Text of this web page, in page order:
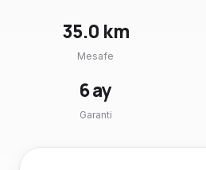
35.0 km
Mesafe
6 ay
Garanti